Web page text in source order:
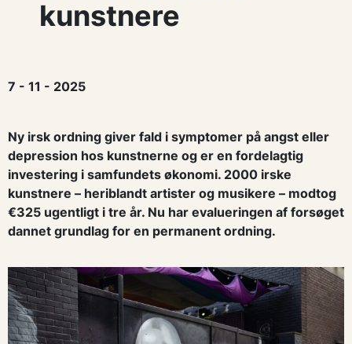
kunstnere
7 - 11 - 2025
Ny irsk ordninggiver fald i symptomer på angst eller
depression hos kunstnerne og er en fordelagtig
investering i samfundets økonomi. 2000 irske
kunstnere – heriblandt artisterog musikere – modtog
€325 ugentligt itre år. Nu har evalueringen af forsøget
dannet grundlag for en permanent ordning.